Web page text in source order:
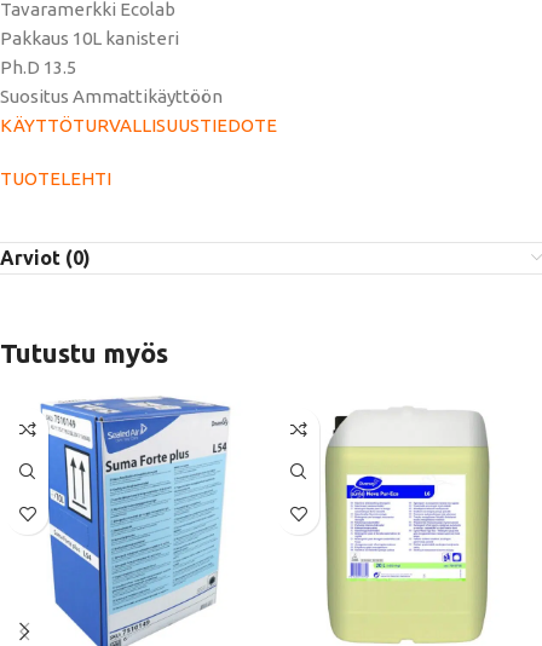
Tavaramerkki Ecolab
Pakkaus 10L kanisteri
Ph.D 13.5
Suositus Ammattikäyttöön
KÄYTTÖTURVALLISUUSTIEDOTE
TUOTELEHTI
Arviot (0)
Tutustu myös